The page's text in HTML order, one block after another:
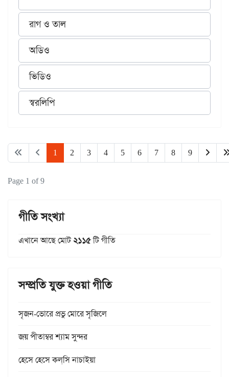
রাগ ও তাল
অডিও
ভিডিও
স্বরলিপি
1 2 3 4 5 6 7 8 9
Page 1 of 9
গীতি সংখ্যা
এখানে আছে মোট২১১৫টি গীতি
সম্প্রতি যুক্ত হওয়া গীতি
সৃজন-ভোরে প্রভু মোরে সৃজিলে
জয় পীতাম্বর শ্যাম সুন্দর
হেসে হেসে কল্‌সি নাচাইয়া